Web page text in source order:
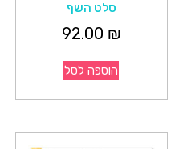
סלט השף
92.00 ₪
הוספה לסל